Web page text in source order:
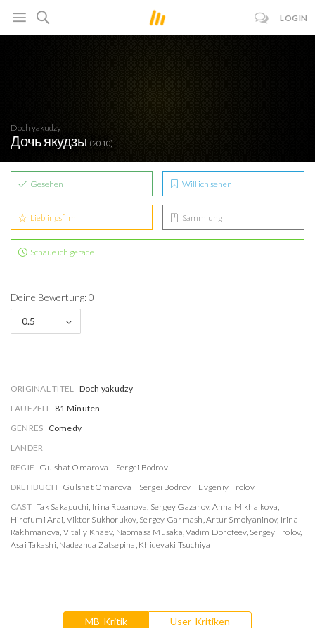
LOGIN
Doch yakudzy
Дочь якудзы (2010)
Gesehen Will ich sehen
Lieblingsfilm Sammlung
Schaue ich gerade
Deine Bewertung: 0
0.5
ORIGINAL TITEL Doch yakudzy
LAUFZEIT 81 Minuten
GENRES Comedy
LÄNDER
REGIE Gulshat Omarova
Sergei Bodrov
DREHBUCH Gulshat Omarova Sergei Bodrov
Evgeniy Frolov
CAST Tak Sakaguchi, Irina Rozanova, Sergey Gazarov, Anna Mikhalkova,
Hirofumi Arai, Viktor Sukhorukov, Sergey Garmash,Artur Smolyaninov, Irina
Rakhmanova, Vitaliy Khaev, Naomasa Musaka,Vadim Dorofeev, Sergey Frolov,
Asai Takashi, Nadezhda Zatsepina, Khideyaki Tsuchiya
MB-Kritik User-Kritiken